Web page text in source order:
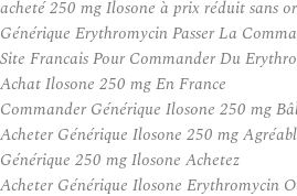
acheté 250 mg Ilosone à prix réduit sans
Générique Erythromycin Passer La
Site Francais Pour Commander Du
Achat Ilosone 250 mg En France
Commander Générique Ilosone 250 mg
Acheter Générique Ilosone 250 mg
Générique 250 mg Ilosone Achetez
Acheter Générique Ilosone Erythromycin